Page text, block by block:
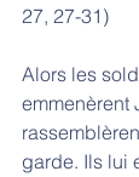
27, 27-31)
Alors les
emmenèrent
garde. Ils lui